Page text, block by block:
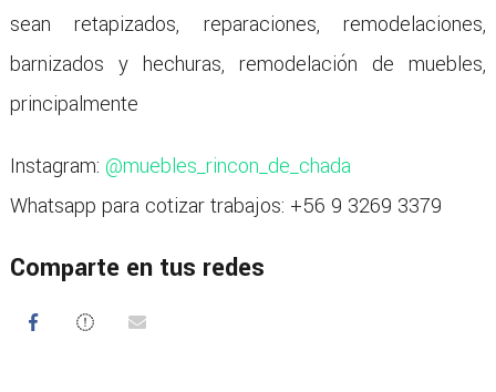
sean retapizados, reparaciones, remodelaciones,
barnizados y hechuras, remodelación de muebles,
principalmente
Instagram: @muebles_rincon_de_chada
Whatsapp para cotizar trabajos: +56 9 3269 3379
Comparte en tus redes